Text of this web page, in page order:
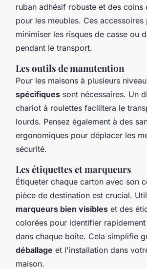
ruban adhésif robuste et des coins
pour les meubles. Ces accessoires
minimiser les risques de casse ou
pendant le transport.
Les outils de manutention
Pour les maisons à plusieurs
spécifiques sont nécessaires. Un
chariot à roulettes facilitera le
lourds. Pensez également à des
ergonomiques pour déplacer les
sécurité.
Les étiquettes et marqueurs
Étiqueter chaque carton avec son
pièce de destination est crucial.
marqueurs bien visibles et des
colorées pour identifier
dans chaque boîte. Cela simplifie
déballage et l'installation dans
maison.